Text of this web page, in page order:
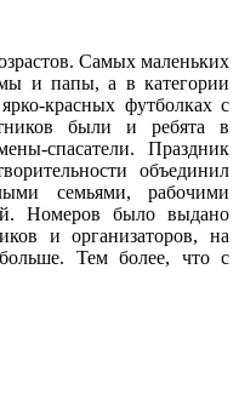
Самых маленьких
и папы, а в категории
красных футболках с
были и ребята в
спасатели. Праздник
объединил
семьями, рабочими
Номеров было выдано
и организаторов, на
больше. Тем более, что с